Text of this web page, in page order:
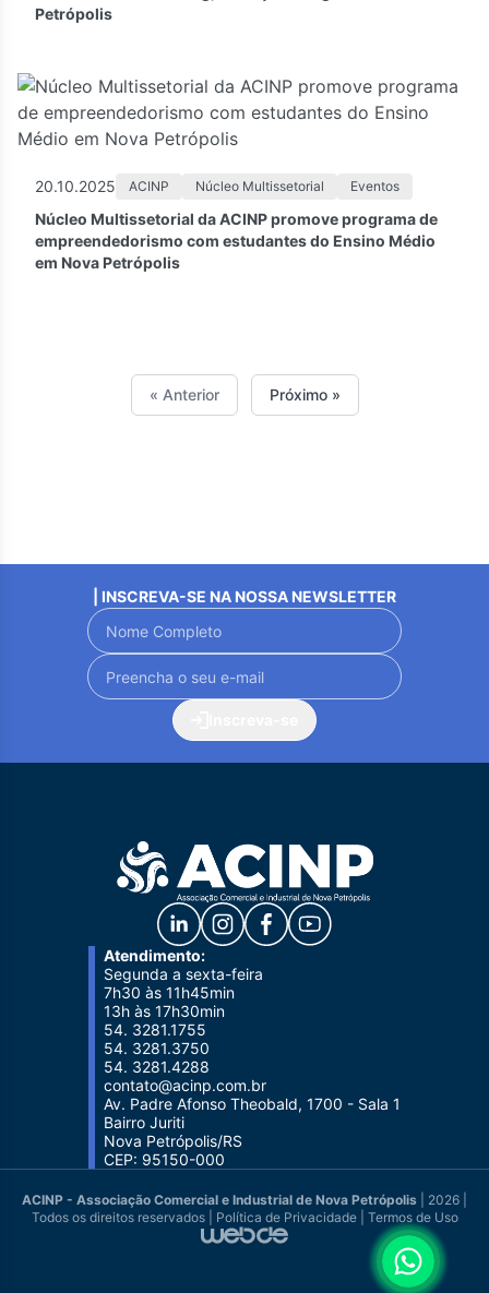
Petrópolis
20.10.2025 ACINP Núcleo Multissetorial Eventos
Núcleo Multissetorial da ACINP promove programa de
empreendedorismo com estudantes do Ensino Médio
em Nova Petrópolis
« Anterior Próximo »
| INSCREVA-SE NA NOSSA NEWSLETTER
Atendimento:
Segunda a sexta-feira
7h30 às 11h45min
13h às 17h30min
54. 3281.1755
54. 3281.3750
54. 3281.4288
contato@acinp.com.br
Av. Padre Afonso Theobald, 1700 - Sala 1
Bairro Juriti
Nova Petrópolis/RS
CEP: 95150-000
ACINP - Associação Comercial e Industrial de Nova Petrópolis | 2026 |
Todos os direitos reservados | Política de Privacidade| Termos de Uso